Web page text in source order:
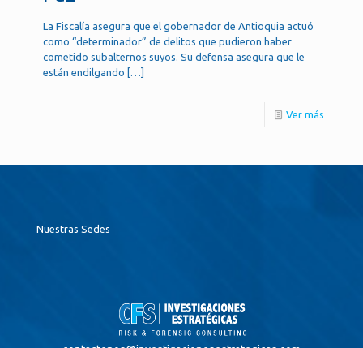
La Fiscalía asegura que el gobernador de Antioquia actuó
como “determinador” de delitos que pudieron haber
cometido subalternos suyos. Su defensa asegura que le
están endilgando […]
Ver más
Nuestras Sedes